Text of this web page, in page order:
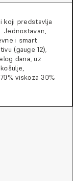
koji predstavlja
Jednostavan,
i smart
(gauge 12),
dana, uz
viskoza 30%